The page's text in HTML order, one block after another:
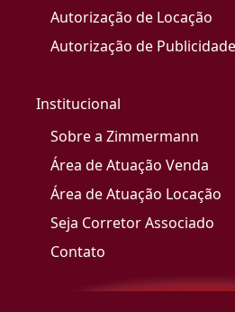
Autorização de Locação
Autorização de Publicidade
Institucional
Sobre a Zimmermann
Área de Atuação Venda
Área de Atuação Locação
Seja Corretor Associado
Contato